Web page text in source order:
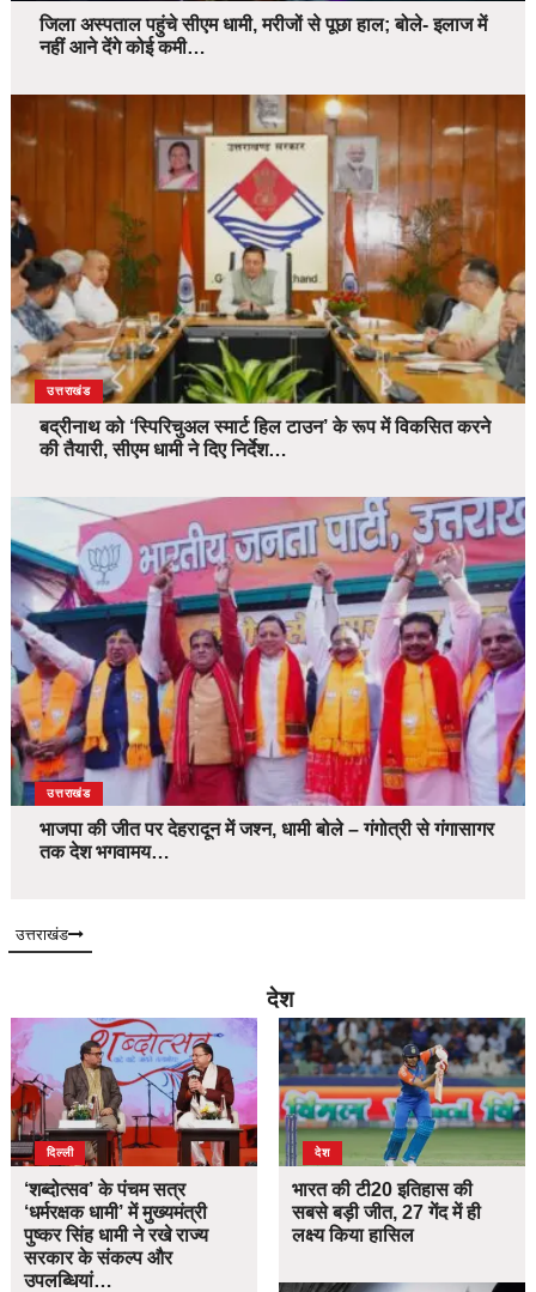
जिला अस्पताल पहुंचे सीएम धामी, मरीजों से पूछा हाल; बोले- इलाज में
नहीं आने देंगे कोई कमी…
उत्तराखंड
बद्रीनाथ को ‘स्पिरिचुअल स्मार्ट हिल टाउन’ के रूप में विकसित करने
की तैयारी, सीएम धामी ने दिए निर्देश…
उत्तराखंड
भाजपा की जीत पर देहरादून में जश्न, धामी बोले – गंगोत्री से गंगासागर
तक देश भगवामय…
उत्तराखंड
देश
दिल्ली
‘शब्दोत्सव’ के पंचम सत्र
‘धर्मरक्षक धामी’ में मुख्यमंत्री
पुष्कर सिंह धामी ने रखे राज्य
सरकार के संकल्प और
उपलब्धियां…
देश
भारत की टी20 इतिहास की
सबसे बड़ी जीत, 27 गेंद में ही
लक्ष्य किया हासिल